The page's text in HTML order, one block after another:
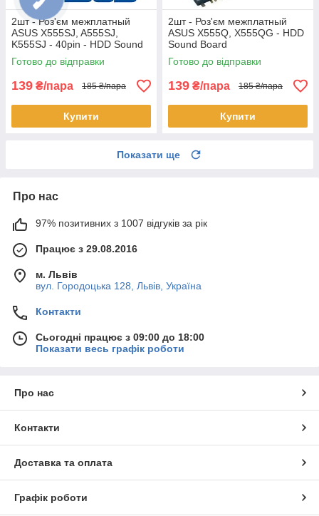
2шт - Роз'єм межплатный
ASUS X555SJ, A555SJ,
K555SJ - 40pin - HDD Sound
Board
Готово до відправки
139 ₴/пара 185 ₴/пара
Купити
2шт - Роз'єм межплатный
ASUS X555Q, X555QG - HDD
Sound Board
Готово до відправки
139 ₴/пара 185 ₴/пара
Купити
Показати ще
Про нас
97% позитивних з 1007 відгуків за рік
Працює з 29.08.2016
м. Львів
вул. Городоцька 128, Львів, Україна
Контакти
Сьогодні працює з 09:00 до 18:00
Показати весь графік роботи
Про нас
Контакти
Доставка та оплата
Графік роботи